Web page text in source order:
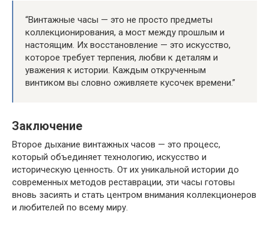
“Винтажные часы — это не просто предметы
коллекционирования, а мост между прошлым и
настоящим. Их восстановление — это искусство,
которое требует терпения, любви к деталям и
уважения к истории. Каждым открученным
винтиком вы словно оживляете кусочек времени.”
Заключение
Второе дыхание винтажных часов — это процесс,
который объединяет технологию, искусство и
историческую ценность. От их уникальной истории до
современных методов реставрации, эти часы готовы
вновь засиять и стать центром внимания коллекционеров
и любителей по всему миру.